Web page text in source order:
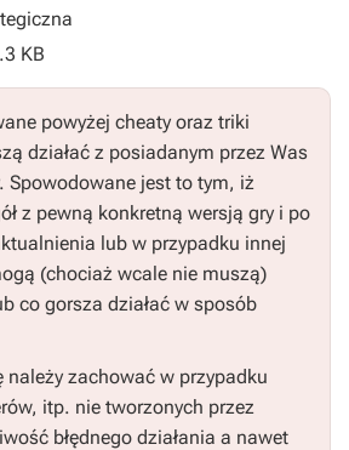
KB
powyżej cheaty oraz triki
działać z posiadanym przez Was
Spowodowane jest to tym, iż
z pewną konkretną wersją gry i po
lub w przypadku innej
(chociaż wcale nie muszą)
co gorsza działać w sposób
należy zachować w przypadku
itp. nie tworzonych przez
błędnego działania a nawet